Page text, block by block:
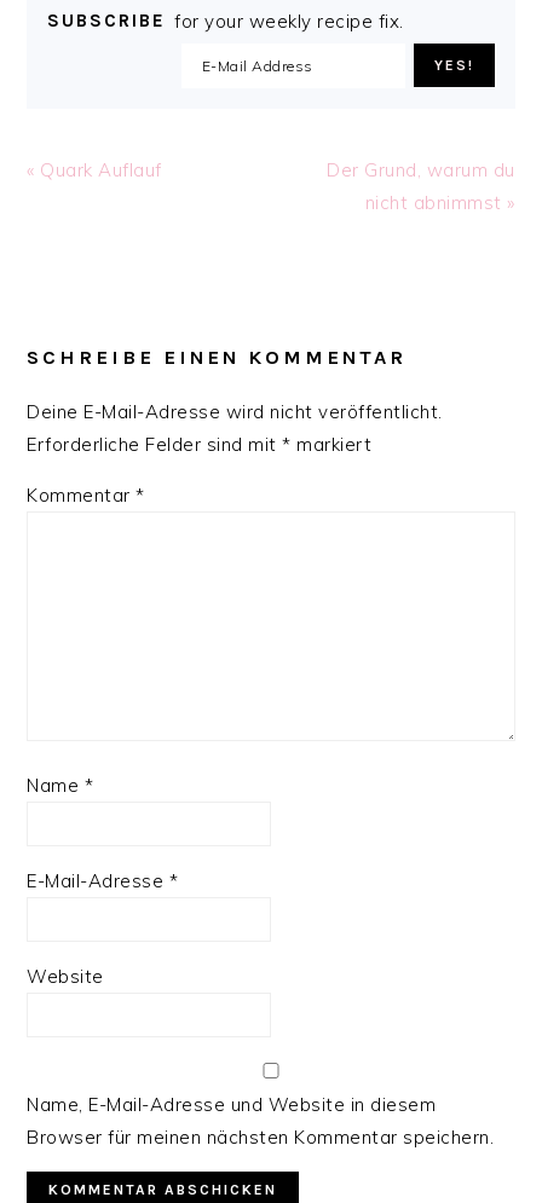
SUBSCRIBE for your weekly recipe fix.
Previous
« Quark Auflauf
Next
Post:
Der Grund, warum du
nicht abnimmst »
SCHREIBE EINEN KOMMENTAR
Deine E-Mail-Adresse wird nicht veröffentlicht.
Erforderliche Felder sind mit* markiert
Kommentar*
Name *
E-Mail-Adresse *
Website
Name, E-Mail-Adresse und Website in diesem
Browser für meinen nächsten Kommentar speichern.